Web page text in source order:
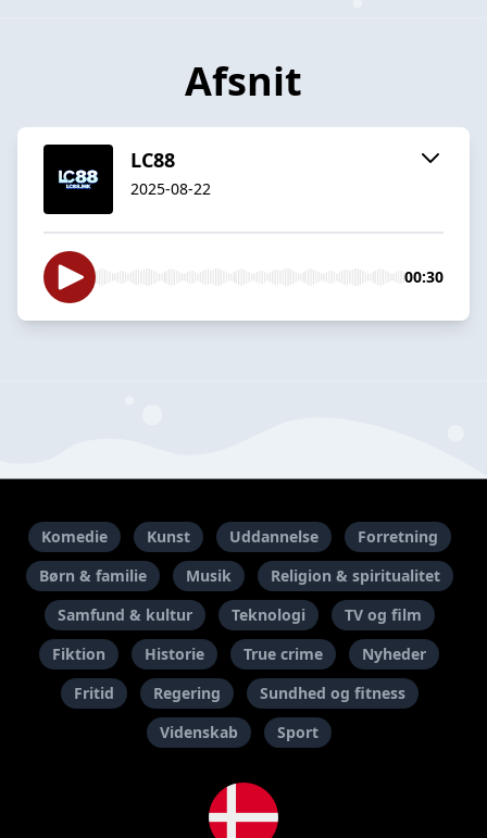
Afsnit
LC88
2025-08-22
00:30
Komedie Kunst Uddannelse
Forretning
Børn & familie
Musik
Religion & spiritualitet
Samfund & kultur
Teknologi
TV og film
Fiktion
Historie True crime
Nyheder
Fritid
Regering
Sundhed og fitness
Videnskab
Sport